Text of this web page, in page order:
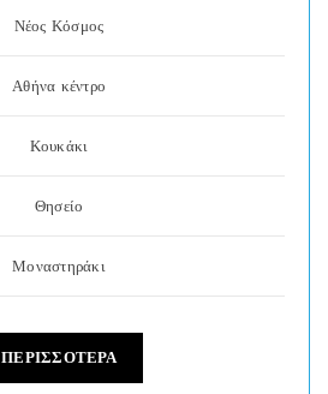
Νέος Κόσμος
Αθήνα κέντρο
Κουκάκι
Θησείο
Μοναστηράκι
ΠΕΡΙΣΣΟΤΕΡΑ